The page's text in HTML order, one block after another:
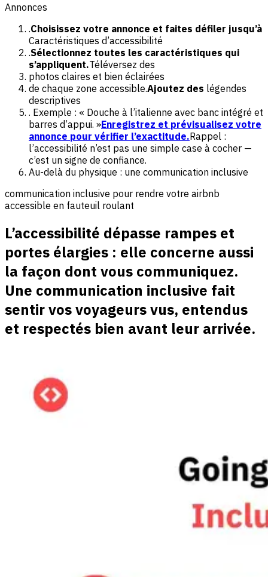
Annonces
.Choisissez votre annonce et faites défiler jusqu’à
Caractéristiques d’accessibilité
.Sélectionnez toutes les caractéristiques qui
s’appliquent.Téléversez des
photos claires et bien éclairées
de chaque zone accessible.Ajoutez des légendes
descriptives
. Exemple : « Douche à l’italienne avec banc intégré et
barres d’appui. »Enregistrez et prévisualisez votre
annonce pour vérifier l’exactitude.Rappel :
l’accessibilité n’est pas une simple case à cocher —
c’est un signe de confiance.
Au-delà du physique : une communication inclusive
communication inclusive pour rendre votre airbnb
accessible en fauteuil roulant
L’accessibilité dépasse rampes et
portes élargies : elle concerne aussi
la façon dont vous communiquez.
Une communication inclusive fait
sentir vos voyageurs vus, entendus
et respectés bien avant leur arrivée.